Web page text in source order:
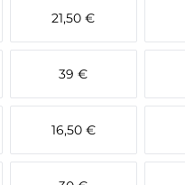
21,50 €
39 €
16,50 €